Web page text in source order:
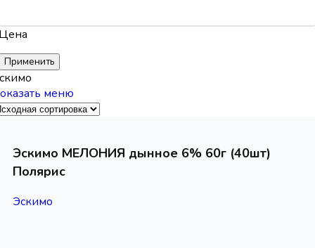
Применить
меню
Эскимо МЕЛОНИЯ дынное 6% 60г (40шт)
Полярис
Эскимо